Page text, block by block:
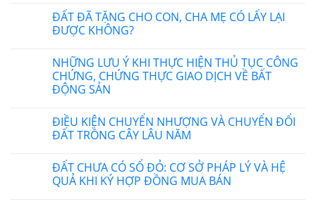
ĐẤT ĐÃ TẶNG CHO CON, CHA MẸ CÓ LẤY LẠI
ĐƯỢC KHÔNG?
NHỮNG LƯU Ý KHI THỰC HIỆN THỦ TỤC CÔNG
CHỨNG, CHỨNG THỰC GIAO DỊCH VỀ BẤT
ĐỘNG SẢN
ĐIỀU KIỆN CHUYỂN NHƯỢNG VÀ CHUYỂN ĐỔI
ĐẤT TRỒNG CÂY LÂU NĂM
ĐẤT CHƯA CÓ SỔ ĐỎ: CƠ SỞ PHÁP LÝ VÀ HỆ
QUẢ KHI KÝ HỢP ĐỒNG MUA BÁN